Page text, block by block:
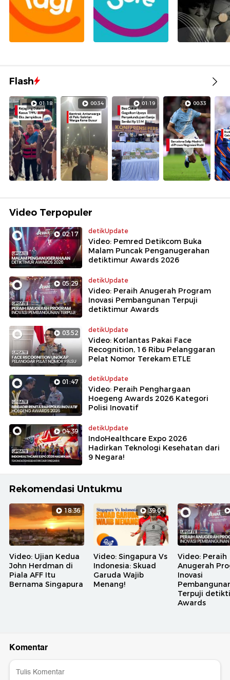
Flash
01:18 00:34 01:19 00:33
Video Terpopuler
02:17 detikUpdate
Video: Pemred Detikcom Buka
Malam Puncak Penganugerahan
detiktimur Awards 2026
05:29 detikUpdate
Video: Peraih Anugerah Program
Inovasi Pembangunan Terpuji
detiktimur Awards
03:52 detikUpdate
Video: Korlantas Pakai Face
Recognition, 16 Ribu Pelanggaran
Pelat Nomor Terekam ETLE
01:47 detikUpdate
Video: Peraih Penghargaan
Hoegeng Awards 2026 Kategori
Polisi Inovatif
04:39 detikUpdate
IndoHealthcare Expo 2026
Hadirkan Teknologi Kesehatan dari
9 Negara!
Rekomendasi Untukmu
18:36
Video: Ujian Kedua
John Herdman di
Piala AFF Itu
Bernama Singapura
39:04
Video: Singapura Vs
Indonesia: Skuad
Garuda Wajib
Menang!
Video: Peraih
Anugerah
Inovasi
Terpuji
Awards